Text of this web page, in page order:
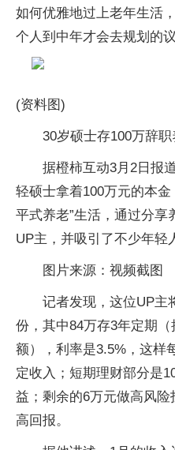
如何优雅地过上老年生活
个人到中年才会去规划的
(资料图)
30岁硕士存100万辞
据橙柿互动3月2日报
轻硕士拿着100万元的本
平式养老”生活，通过分享
UP主，并吸引了不少年轻
图片来源：视频截图
记者发现，这位UP主
份，其中84万存3年定期
额），利率是3.5%，这样
定收入；短期理财部分是
益；剩余的6万元做高风
高回报。